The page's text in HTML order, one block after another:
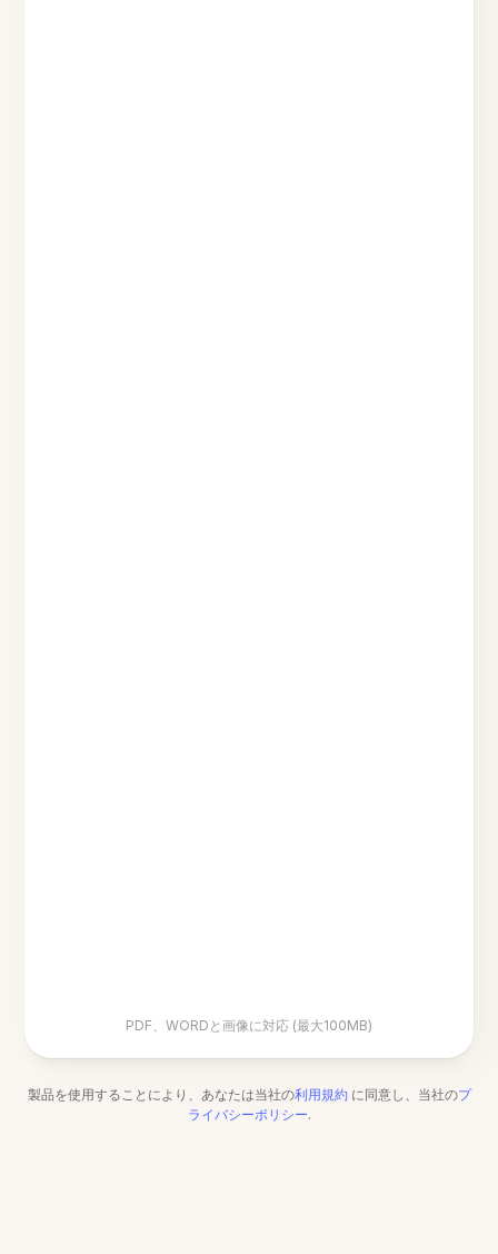
PDF、WORDと画像に対応 (最大100MB)
製品を使用することにより、あなたは当社の利用規約 に同意し、当社のプ
ライバシーポリシー.